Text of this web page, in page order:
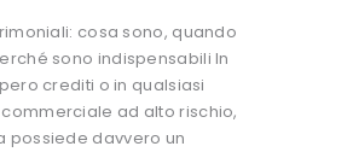
cosa sono, quando
sono indispensabili In
crediti o in qualsiasi
ad alto rischio,
possiede davvero un